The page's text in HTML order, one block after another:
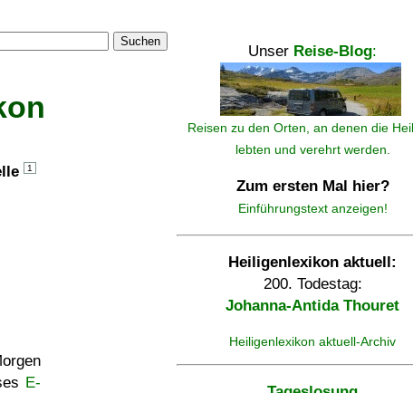
Suchen
1
E-
Unser Reise-Blog:
Reisen zu den Orten, an denen die
lebten und verehrt werden.
Zum ersten Mal hier?
Einführungstext anzeigen!
Heiligenlexikon aktuell:
200. Todestag:
Johanna-Antida Thouret
Heiligenlexikon aktuell-Archiv